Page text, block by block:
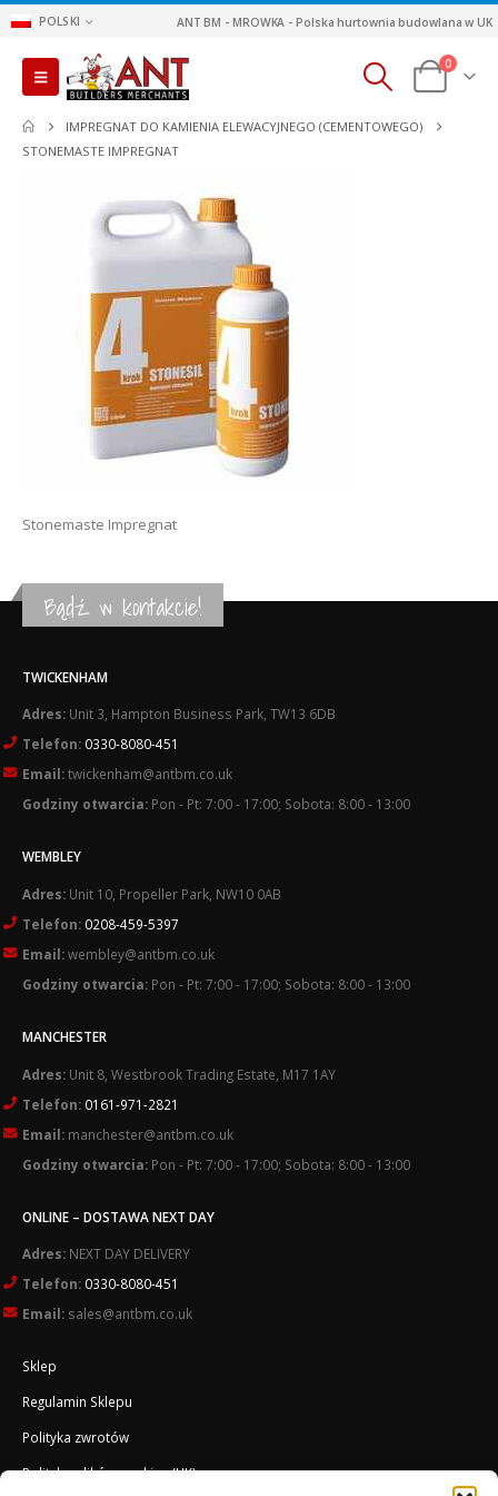
POLSKI ANT BM - MROWKA - Polska hurtownia budowlana w UK
0
IMPREGNAT DO KAMIENIA ELEWACYJNEGO (CEMENTOWEGO)
STONEMASTE IMPREGNAT
Stonemaste Impregnat
Bądź w kontakcie!
TWICKENHAM
Adres: Unit 3, Hampton Business Park, TW13 6DB
Telefon: 0330-8080-451
Email:twickenham@antbm.co.uk
Godziny otwarcia: Pon - Pt: 7:00 - 17:00; Sobota: 8:00 - 13:00
WEMBLEY
Adres: Unit 10, Propeller Park, NW10 0AB
Telefon: 0208-459-5397
Email:wembley@antbm.co.uk
Godziny otwarcia: Pon - Pt: 7:00 - 17:00; Sobota: 8:00 - 13:00
MANCHESTER
Adres: Unit 8, Westbrook Trading Estate, M17 1AY
Telefon: 0161-971-2821
Email: manchester@antbm.co.uk
Godziny otwarcia: Pon - Pt: 7:00 - 17:00; Sobota: 8:00 - 13:00
ONLINE – DOSTAWA NEXT DAY
Adres: NEXT DAY DELIVERY
Telefon: 0330-8080-451
Email: sales@antbm.co.uk
Sklep
Regulamin Sklepu
Polityka zwrotów
Polityka plików cookies (UK)